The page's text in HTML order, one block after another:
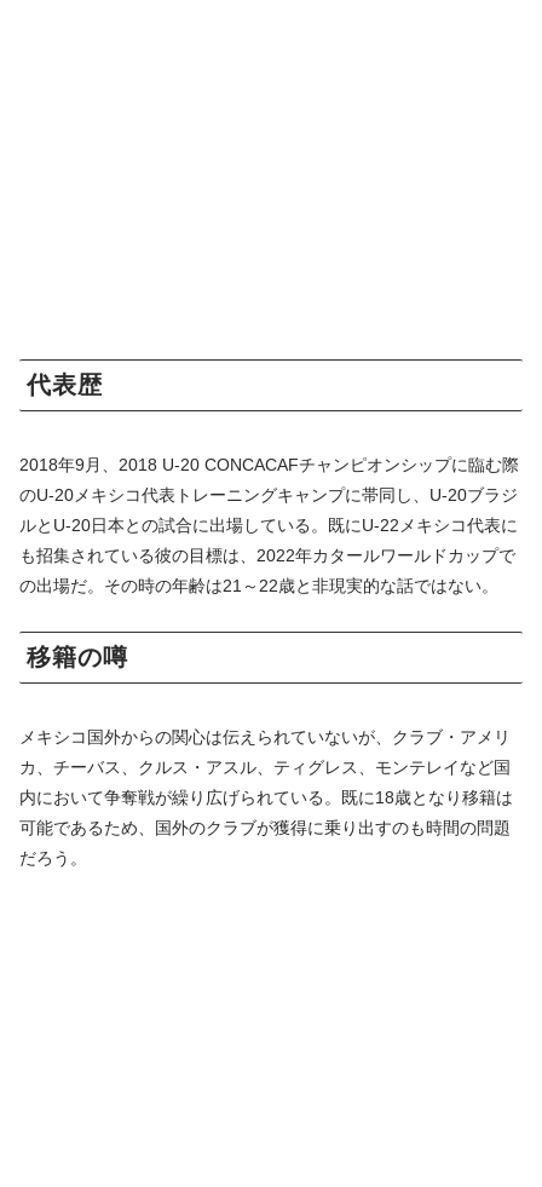
代表歴
2018年9月、2018 U-20 CONCACAFチャンピオンシップに臨む際
のU-20メキシコ代表トレーニングキャンプに帯同し、U-20ブラジ
ルとU-20日本との試合に出場している。既にU-22メキシコ代表に
も招集されている彼の目標は、2022年カタールワールドカップで
の出場だ。その時の年齢は21～22歳と非現実的な話ではない。
移籍の噂
メキシコ国外からの関心は伝えられていないが、クラブ・アメリ
カ、チーバス、クルス・アスル、ティグレス、モンテレイなど国
内において争奪戦が繰り広げられている。既に18歳となり移籍は
可能であるため、国外のクラブが獲得に乗り出すのも時間の問題
だろう。